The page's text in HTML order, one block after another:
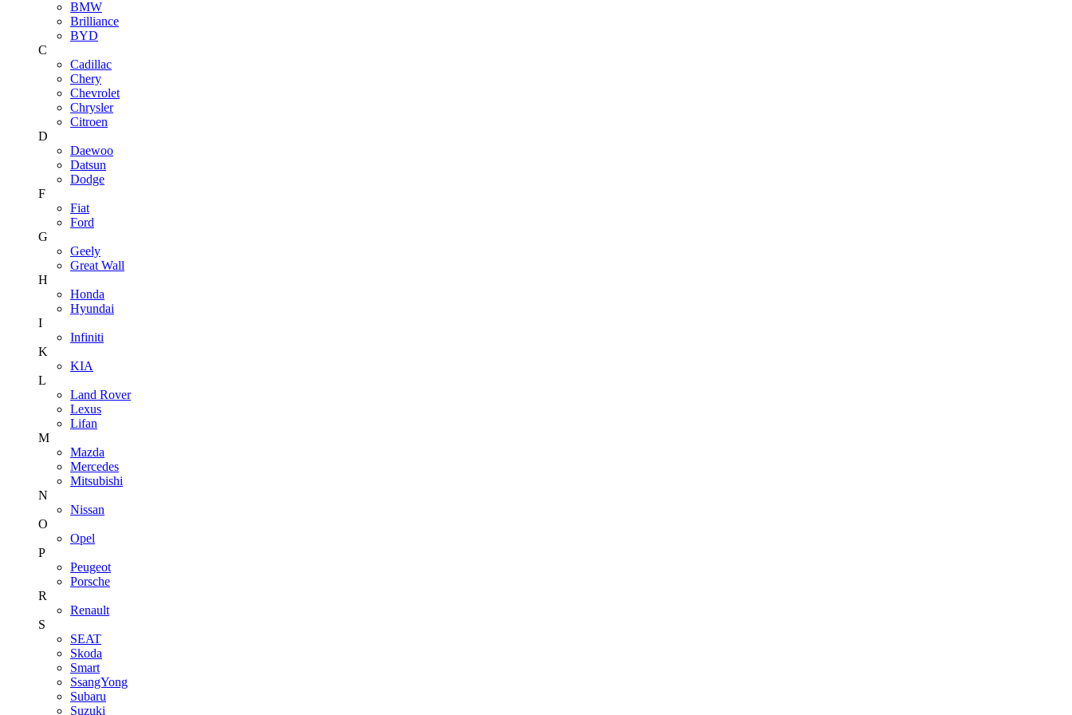
BMW
Brilliance
BYD
C
Cadillac
Chery
Chevrolet
Chrysler
Citroen
D
Daewoo
Datsun
Dodge
F
Fiat
Ford
G
Geely
Great Wall
H
Honda
Hyundai
I
Infiniti
K
KIA
L
Land Rover
Lexus
Lifan
M
Mazda
Mercedes
Mitsubishi
N
Nissan
O
Opel
P
Peugeot
Porsche
R
Renault
S
SEAT
Skoda
Smart
SsangYong
Subaru
Suzuki